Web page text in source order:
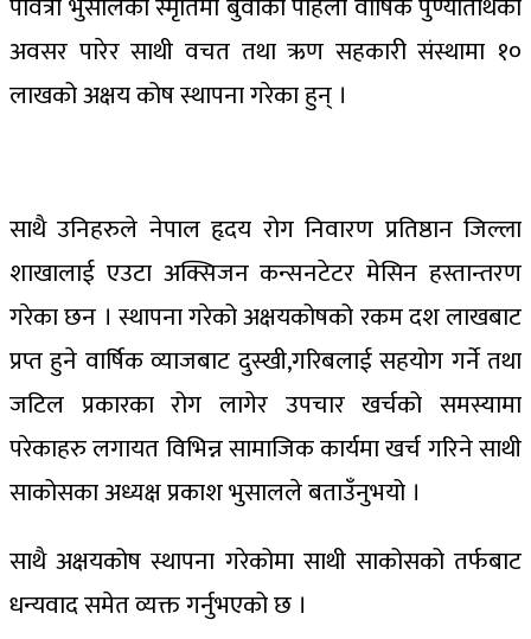
अवसर पारेर साथी वचत तथा ऋण सहकारी संस्थामा १०
लाखको अक्षय कोष स्थापना गरेका हुन् ।
साथै उनिहरुले नेपाल हृदय रोग निवारण प्रतिष्ठान जिल्ला
शाखालाई एउटा अक्सिजन कन्सनटेटर मेसिन हस्तान्तरण
गरेका छन । स्थापना गरेको अक्षयकोषको रकम दश लाखबाट
प्रप्त हुने वार्षिक व्याजबाट दुस्खी,गरिबलाई सहयोग गर्ने तथा
जटिल प्रकारका रोग लागेर उपचार खर्चको समस्यामा
परेकाहरु लगायत विभिन्न सामाजिक कार्यमा खर्च गरिने साथी
साकोसका अध्यक्ष प्रकाश भुसालले बताउँनुभयो ।
साथै अक्षयकोष स्थापना गरेकोमा साथी साकोसको तर्फबाट
धन्यवाद समेत व्यक्त गर्नुभएको छ ।